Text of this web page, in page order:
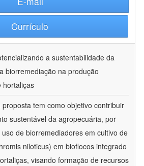
Currículo
a sustentabilidade da
biorremediação na produção
hortaliças
proposta tem como objetivo contribuir
sustentável da agropecuária, por
de biorremediadores em cultivo de
niloticus) em bioflocos integrado
visando formação de recursos